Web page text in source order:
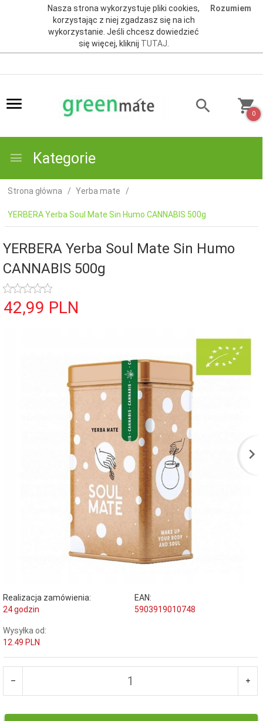
Nasza strona wykorzystuje pliki cookies,
korzystając z niej zgadzasz się na ich
wykorzystanie. Jeśli chcesz dowiedzieć
się więcej, kliknij TUTAJ.
Rozumiem
0
Kategorie
Strona główna Yerba mate
YERBERA Yerba Soul Mate Sin Humo CANNABIS 500g
YERBERA Yerba Soul Mate Sin Humo
CANNABIS 500g
42,99 PLN
Realizacja zamówienia:
24 godzin
EAN:
5903919010748
Wysyłka od:
12.49 PLN